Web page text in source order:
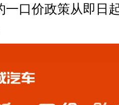
口价政策从即日